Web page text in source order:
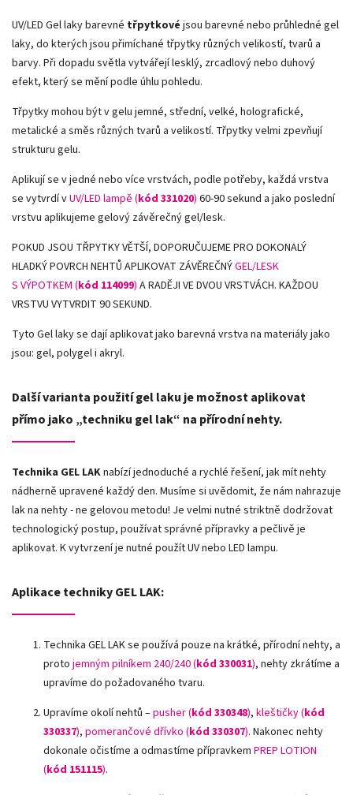
UV/LED Gel laky barevné třpytkové jsou barevné nebo průhledné gel
laky, do kterých jsou přimíchané třpytky různých velikostí, tvarů a
barvy. Při dopadu světla vytvářejí lesklý, zrcadlový nebo duhový
efekt, který se mění podle úhlu pohledu.
Třpytky mohou být v gelu jemné, střední, velké, holografické,
metalické a směs různých tvarů a velikostí. Třpytky velmi zpevňují
strukturu gelu.
Aplikují se v jedné nebo více vrstvách, podle potřeby, každá vrstva
se vytvrdí vUV/LED lampě (kód 331020) 60-90 sekund a jako poslední
vrstvu aplikujeme gelový závěrečný gel/lesk.
POKUD JSOU TŘPYTKY VĚTŠÍ, DOPORUČUJEME PRO DOKONALÝ
HLADKÝ POVRCH NEHTŮ APLIKOVAT ZÁVĚREČNÝGEL/LESK
S VÝPOTKEM (kód 114099) A RADĚJI VE DVOU VRSTVÁCH. KAŽDOU
VRSTVU VYTVRDIT 90 SEKUND.
Tyto Gel laky se dají aplikovat jako barevná vrstva na materiály jako
jsou: gel, polygel i akryl.
Další varianta použití gel laku je možnost aplikovat
přímo jako „techniku gel lak“ na přírodní nehty.
Technika GEL LAKnabízí jednoduché a rychlé řešení, jak mít nehty
nádherně upravené každý den. Musíme si uvědomit, že nám nahrazuje
lak na nehty - ne gelovou metodu! Je velmi nutné striktně dodržovat
technologický postup, používat správné přípravky a pečlivě je
aplikovat. K vytvrzení je nutné použít UV nebo LED lampu.
Aplikace techniky GEL LAK:
Technika GEL LAK se používá pouze na krátké, přírodní nehty, a
proto jemným pilníkem 240/240 (kód 330031), nehty zkrátíme a
upravíme do požadovaného tvaru.
Upravíme okolí nehtů –pusher (kód 330348), kleštičky (kód
330337), pomerančové dřívko (kód 330307). Nakonec nehty
dokonale očistíme a odmastíme přípravkem PREP LOTION
(kód 151115).